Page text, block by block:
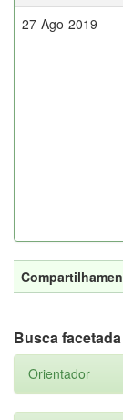
27-Ago-2019
Busca facetada
Orientador